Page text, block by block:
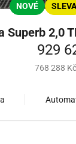
NOVÉ SLEVA
Superb 2,0
929
768 288